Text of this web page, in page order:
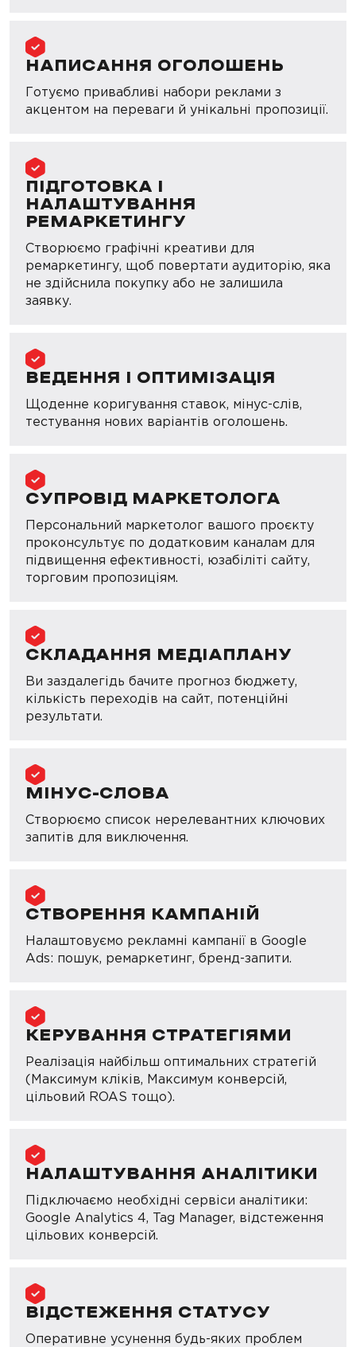
НАПИСАННЯ ОГОЛОШЕНЬ
Готуємо привабливі набори реклами з
акцентом на переваги й унікальні пропозиції.
ПІДГОТОВКА І
НАЛАШТУВАННЯ
РЕМАРКЕТИНГУ
Створюємо графічні креативи для
ремаркетингу, щоб повертати аудиторію, яка
не здійснила покупку або не залишила
заявку.
ВЕДЕННЯ І ОПТИМІЗАЦІЯ
Щоденне коригування ставок, мінус-слів,
тестування нових варіантів оголошень.
СУПРОВІД МАРКЕТОЛОГА
Персональний маркетолог вашого проєкту
проконсультує по додатковим каналам для
підвищення ефективності, юзабіліті сайту,
торговим пропозиціям.
СКЛАДАННЯ МЕДІАПЛАНУ
Ви заздалегідь бачите прогноз бюджету,
кількість переходів на сайт, потенційні
результати.
МІНУС-СЛОВА
Створюємо список нерелевантних ключових
запитів для виключення.
СТВОРЕННЯ КАМПАНІЙ
Налаштовуємо рекламні кампанії в Google
Ads: пошук, ремаркетинг, бренд-запити.
КЕРУВАННЯ СТРАТЕГІЯМИ
Реалізація найбільш оптимальних стратегій
(Максимум кліків, Максимум конверсій,
цільовий ROAS тощо).
НАЛАШТУВАННЯ АНАЛІТИКИ
Підключаємо необхідні сервіси аналітики:
Google Analytics 4, Tag Manager, відстеження
цільових конверсій.
ВІДСТЕЖЕННЯ СТАТУСУ
Оперативне усунення будь-яких проблем